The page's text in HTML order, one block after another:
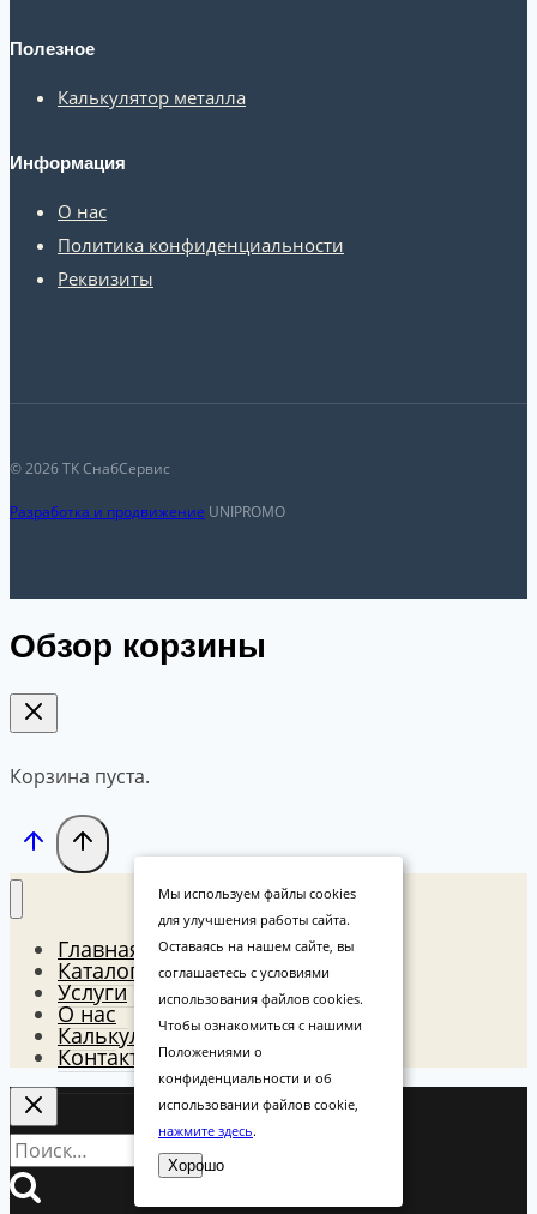
Полезное
Калькулятор металла
Информация
О нас
Политика конфиденциальности
Реквизиты
© 2026 ТК СнабСервис
Разработка и продвижение UNIPROMO
Обзор корзины
Корзина пуста.
Главная
Каталог
Услуги
О нас
Калькулятор
Контакты
Найти:
Мы используем файлы cookies
для улучшения работы сайта.
Оставаясь на нашем сайте, вы
соглашаетесь с условиями
использования файлов cookies.
Чтобы ознакомиться с нашими
Положениями о
конфиденциальности и об
использовании файлов cookie,
нажмите здесь.
Хорошо